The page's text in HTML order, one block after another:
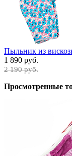
Пыльник из
1 890 руб.
2 190 руб.
Просмотренные